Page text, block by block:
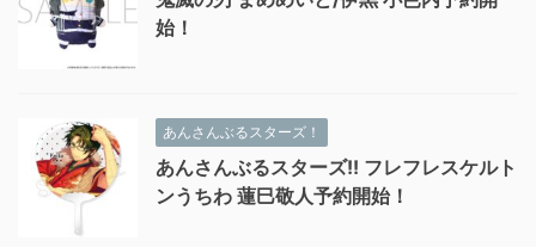
始！
あんさんぶるスターズ！
あんさんぶるスターズ!! フレフレスケルト
ンうちわ 蓮巳敬人予約開始！